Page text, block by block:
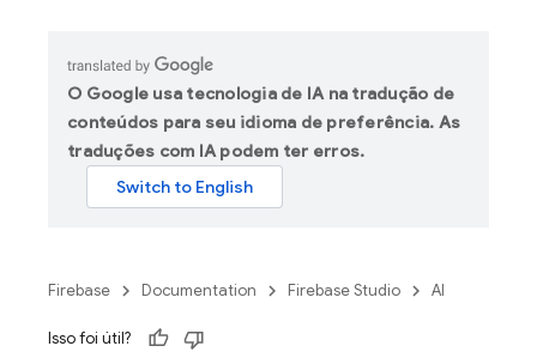
O Google usa tecnologia de IA na tradução de
conteúdos para seu idioma de preferência. As
traduções com IA podem ter erros.
Firebase Documentation Firebase Studio AI
Isso foi útil?